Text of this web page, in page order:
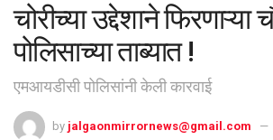
चोरीच्या उद्देशाने फिरणाऱ्या
पोलिसाच्या ताब्यात !
एमआयडीसी पोलिसांनी केली कारवाई
by jalgaonmirrornews@gmail.com